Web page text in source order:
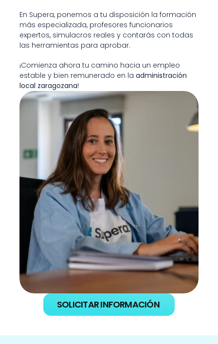
En Supera, ponemos a tu disposición la formación
más especializada, profesores funcionarios
expertos, simulacros reales y contarás con todas
las herramientas para aprobar.
¡Comienza ahora tu camino hacia un empleo
estable y bien remunerado en la administración
local zaragozana!
SOLICITAR INFORMACIÓN